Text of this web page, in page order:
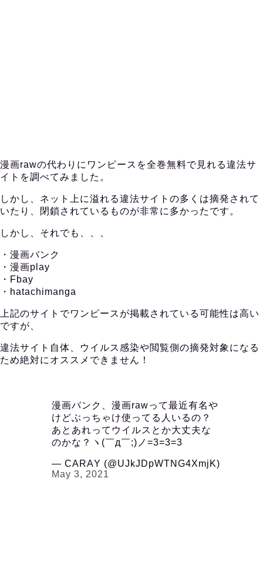
漫画rawの代わりにワンピースを全巻無料で見れる違法サ
イトを調べてみました。
しかし、ネット上に溢れる違法サイトの多くは摘発されて
いたり、閉鎖されているものが非常に多かったです。
しかし、それでも、、、
・漫画バンク
・漫画play
・Fbay
・hatachimanga
上記のサイトでワンピースが掲載されている可能性は高い
ですが、
違法サイト自体、ウイルス感染や閲覧側の摘発対象になる
ため絶対にオススメできません！
漫画バンク、漫画rawって最近有名や
けどぶっちゃけ使ってる人いるの？
あとあれってウイルスとか大丈夫な
のかな？ヽ(￣д￣;)ノ=3=3=3
— CARAΥ (@UJkJDpWTNG4XmjK)
May 3, 2021